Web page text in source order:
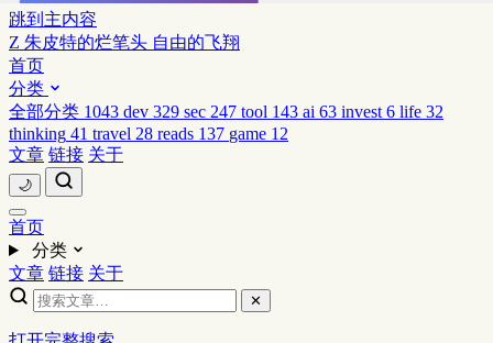
跳到主内容
Z 朱皮特的烂笔头 自由的飞翔
首页
分类
全部分类 1043 dev 329 sec 247 tool 143 ai 63 invest 6 life 32
thinking 41 travel 28 reads 137 game 12
文章 链接 关于
🌙
首页
分类
文章 链接 关于
✕